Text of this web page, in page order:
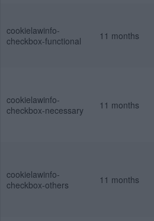
cookielawinfo-
checkbox-functional
11 months
cookielawinfo-
checkbox-necessary
11 months
cookielawinfo-
checkbox-others
11 months